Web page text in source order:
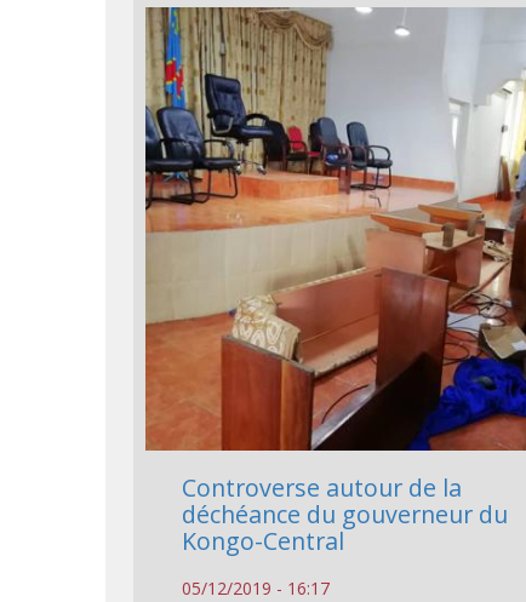
Controverse autour de la
déchéance du gouverneur du
Kongo-Central
05/12/2019 - 16:17